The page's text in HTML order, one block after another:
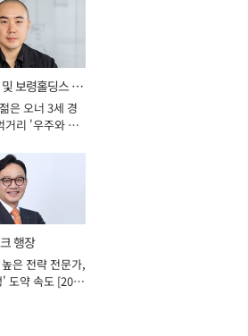
보령홀딩스 대
은 오너 3세 경
거리 '우주와 헬
행장
은 전략 전문가,
도약 속도 [2026